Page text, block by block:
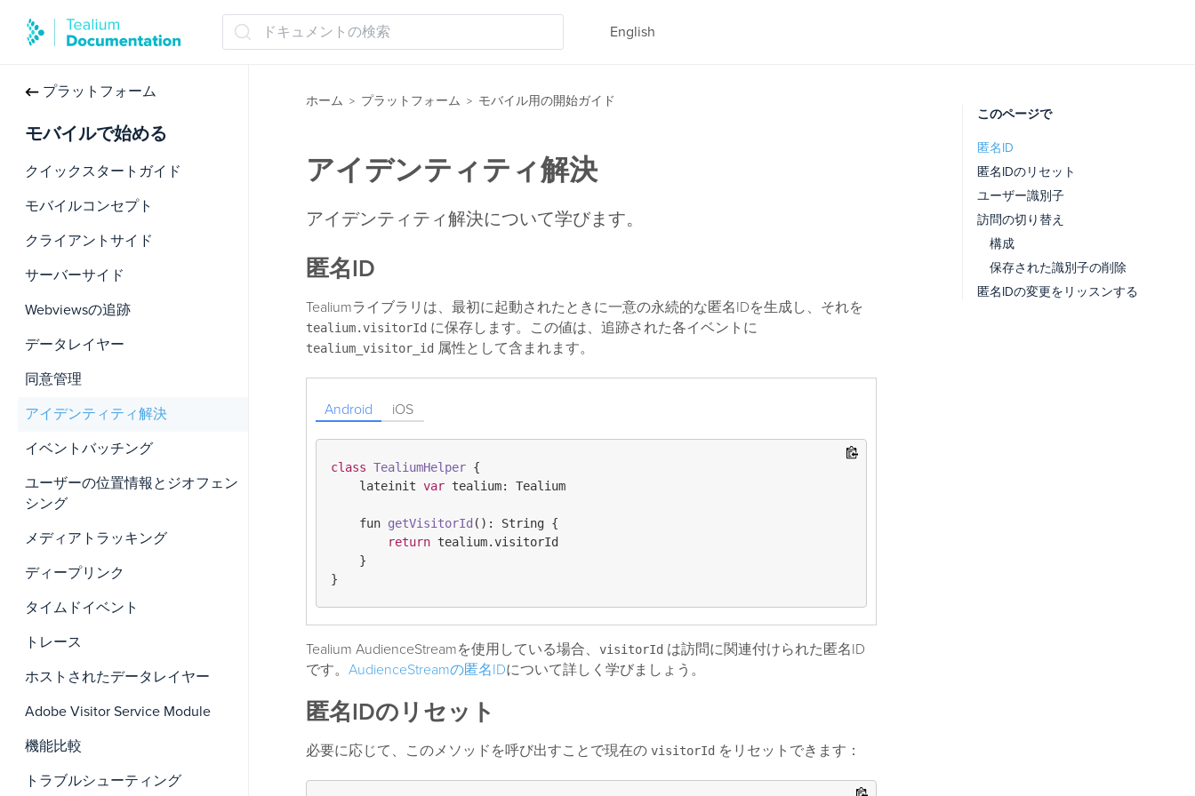
ドキュメントの検索 English
プラットフォーム
モバイルで始める
クイックスタートガイド
モバイルコンセプト
クライアントサイド
サーバーサイド
Webviewsの追跡
データレイヤー
同意管理
アイデンティティ解決
イベントバッチング
ユーザーの位置情報とジオフェン
シング
メディアトラッキング
ディープリンク
タイムドイベント
トレース
ホストされたデータレイヤー
Adobe Visitor Service Module
機能比較
トラブルシューティング
ホーム > プラットフォーム > モバイル用の開始ガイド
アイデンティティ解決
アイデンティティ解決について学びます。
匿名ID
Tealiumライブラリは、最初に起動されたときに一意の永続的な匿名IDを生成し、それを
tealium.visitorId に保存します。この値は、追跡された各イベントに
tealium_visitor_id 属性として含まれます。
Android iOS
class TealiumHelper {
	lateinit
var tealium: Tealium
    fun
getVisitorId () : String {
return tealium.visitorId
    }
Tealium AudienceStreamを使用している場合、 visitorId は訪問に関連付けられた匿名ID
です。 AudienceStreamの匿名IDについて詳しく学びましょう。
匿名IDのリセット
必要に応じて、このメソッドを呼び出すことで現在の visitorId をリセットできます：
このページで
匿名ID
匿名IDのリセット
ユーザー識別子
訪問の切り替え
構成
保存された識別子の削除
匿名IDの変更をリッスンする